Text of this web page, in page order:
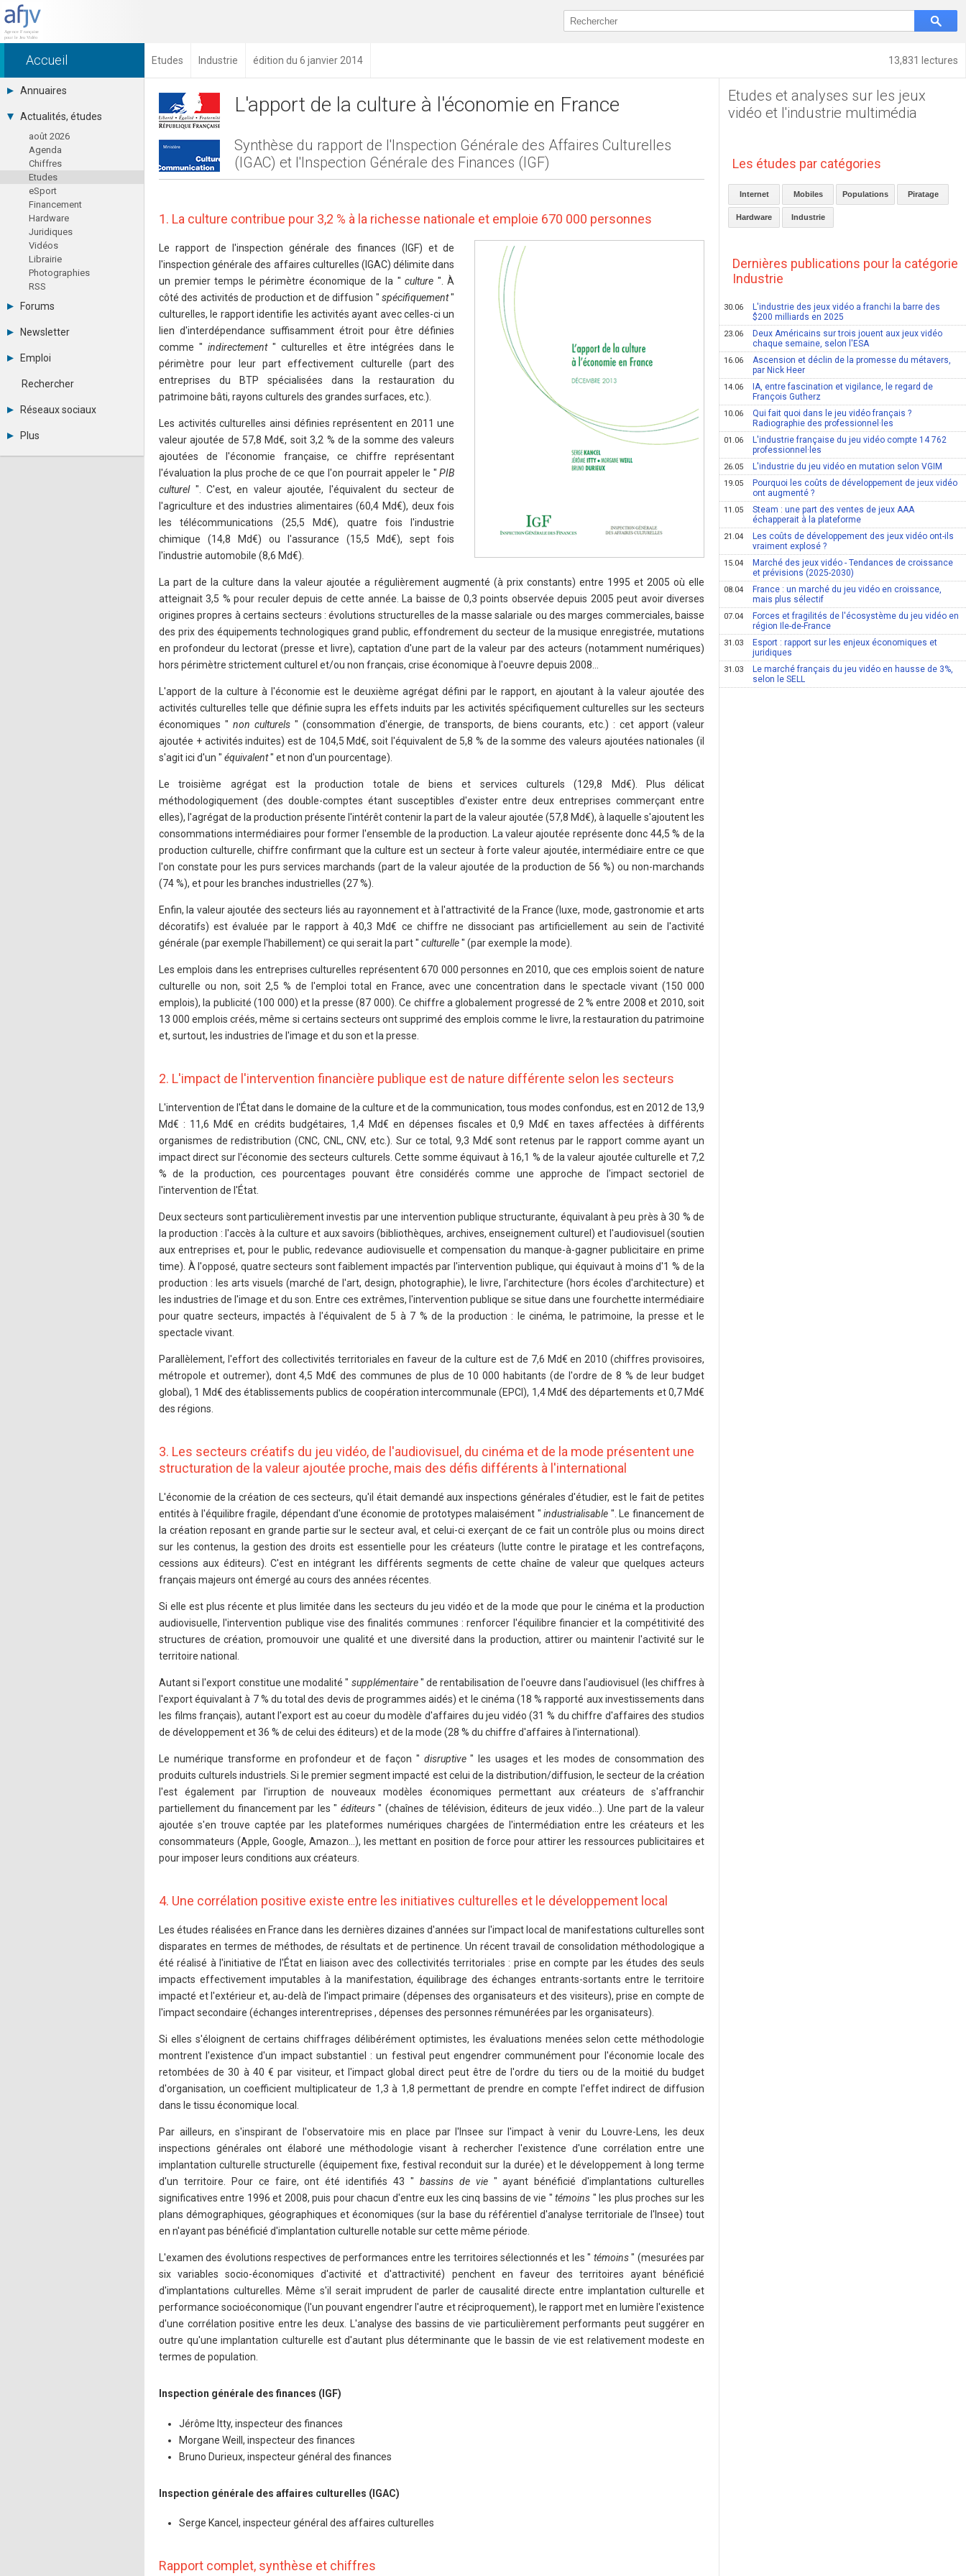
13,831 lectures
Accueil Etudes Industrie édition du 6 janvier 2014
Annuaires
Toutes les sociétés (691)
Studios (418)
Editeurs (49)
Distributeurs (16)
Hard. / Accessoires (10)
Middlewares (15)
Prestataires (99)
Assoc. / Syndicats (21)
Formations / Ecoles (46)
Presse spécialisée (17)
Actualités, études
août 2026
Agenda
Chiffres
Etudes
eSport
Financement
Hardware
Juridiques
Vidéos
Librairie
Photographies
RSS
Forums
Tous les forums
Se connecter
Messages privés
Contacter un modérateur
Newsletter
Archives
Abonnement
Emploi
Consulter les annonces
Observatoire de l'emploi
Rechercher
Réseaux sociaux
LinkedIn
Plus
Annonceurs
L'apport de la culture à l'économie en France
Synthèse du rapport de l'Inspection Générale des Affaires Culturelles
(IGAC) et l'Inspection Générale des Finances (IGF)
1. La culture contribue pour 3,2 % à la richesse nationale et emploie 670 000 personnes
Le rapport de l'inspection générale des finances (IGF) et de
l'inspection générale des affaires culturelles (IGAC) délimite dans
un premier temps le périmètre économique de la " culture ". À
côté des activités de production et de diffusion " spécifiquement"
culturelles, le rapport identifie les activités ayant avec celles-ci un
lien d'interdépendance suffisamment étroit pour être définies
comme " indirectement" culturelles et être intégrées dans le
périmètre pour leur part effectivement culturelle (part des
entreprises du BTP spécialisées dans la restauration du
patrimoine bâti, rayons culturels des grandes surfaces, etc.).
Les activités culturelles ainsi définies représentent en 2011 une
valeur ajoutée de 57,8 Md€, soit 3,2 % de la somme des valeurs
ajoutées de l'économie française, ce chiffre représentant
l'évaluation la plus proche de ce que l'on pourrait appeler le " PIB
culturel ". C'est, en valeur ajoutée, l'équivalent du secteur de
l'agriculture et des industries alimentaires (60,4 Md€), deux fois
les télécommunications (25,5 Md€), quatre fois l'industrie
chimique (14,8 Md€) ou l'assurance (15,5 Md€), sept fois
l'industrie automobile (8,6 Md€).
La part de la culture dans la valeur ajoutée a régulièrement augmenté (à prix constants) entre 1995 et 2005 où elle
atteignait 3,5 % pour reculer depuis de cette année. La baisse de 0,3 points observée depuis 2005 peut avoir diverses
origines propres à certains secteurs : évolutions structurelles de la masse salariale ou des marges commerciales, baisse
des prix des équipements technologiques grand public, effondrement du secteur de la musique enregistrée, mutations
en profondeur du lectorat (presse et livre), captation d'une part de la valeur par des acteurs (notamment numériques)
hors périmètre strictement culturel et/ou non français, crise économique à l'oeuvre depuis 2008...
L'apport de la culture à l'économie est le deuxième agrégat défini par le rapport, en ajoutant à la valeur ajoutée des
activités culturelles telle que définie supra les effets induits par les activités spécifiquement culturelles sur les secteurs
économiques " non culturels " (consommation d'énergie, de transports, de biens courants, etc.) : cet apport (valeur
ajoutée + activités induites) est de 104,5 Md€, soit l'équivalent de 5,8 % de la somme des valeurs ajoutées nationales (il
s'agit ici d'un " équivalent" et non d'un pourcentage).
Le troisième agrégat est la production totale de biens et services culturels (129,8 Md€). Plus délicat
méthodologiquement (des double-comptes étant susceptibles d'exister entre deux entreprises commerçant entre
elles), l'agrégat de la production présente l'intérêt contenir la part de la valeur ajoutée (57,8 Md€), à laquelle s'ajoutent les
consommations intermédiaires pour former l'ensemble de la production. La valeur ajoutée représente donc 44,5 % de la
production culturelle, chiffre confirmant que la culture est un secteur à forte valeur ajoutée, intermédiaire entre ce que
l'on constate pour les purs services marchands (part de la valeur ajoutée de la production de 56 %) ou non-marchands
(74 %), et pour les branches industrielles (27 %).
Enfin, la valeur ajoutée des secteurs liés au rayonnement et à l'attractivité de la France (luxe, mode, gastronomie et arts
décoratifs) est évaluée par le rapport à 40,3 Md€ ce chiffre ne dissociant pas artificiellement au sein de l'activité
générale (par exemple l'habillement) ce qui serait la part " culturelle" (par exemple la mode).
Les emplois dans les entreprises culturelles représentent 670 000 personnes en 2010, que ces emplois soient de nature
culturelle ou non, soit 2,5 % de l'emploi total en France, avec une concentration dans le spectacle vivant (150 000
emplois), la publicité (100 000) et la presse (87 000). Ce chiffre a globalement progressé de 2 % entre 2008 et 2010, soit
13 000 emplois créés, même si certains secteurs ont supprimé des emplois comme le livre, la restauration du patrimoine
et, surtout, les industries de l'image et du son et la presse.
2. L'impact de l'intervention financière publique est de nature différente selon les secteurs
L'intervention de l'État dans le domaine de la culture et de la communication, tous modes confondus, est en 2012 de 13,9
Md€ : 11,6 Md€ en crédits budgétaires, 1,4 Md€ en dépenses fiscales et 0,9 Md€ en taxes affectées à différents
organismes de redistribution (CNC, CNL, CNV, etc.). Sur ce total, 9,3 Md€ sont retenus par le rapport comme ayant un
impact direct sur l'économie des secteurs culturels. Cette somme équivaut à 16,1 % de la valeur ajoutée culturelle et 7,2
% de la production, ces pourcentages pouvant être considérés comme une approche de l'impact sectoriel de
l'intervention de l'État.
Deux secteurs sont particulièrement investis par une intervention publique structurante, équivalant à peu près à 30 % de
la production : l'accès à la culture et aux savoirs (bibliothèques, archives, enseignement culturel) et l'audiovisuel (soutien
aux entreprises et, pour le public, redevance audiovisuelle et compensation du manque-à-gagner publicitaire en prime
time). À l'opposé, quatre secteurs sont faiblement impactés par l'intervention publique, qui équivaut à moins d'1 % de la
production : les arts visuels (marché de l'art, design, photographie), le livre, l'architecture (hors écoles d'architecture) et
les industries de l'image et du son. Entre ces extrêmes, l'intervention publique se situe dans une fourchette intermédiaire
pour quatre secteurs, impactés à l'équivalent de 5 à 7 % de la production : le cinéma, le patrimoine, la presse et le
spectacle vivant.
Parallèlement, l'effort des collectivités territoriales en faveur de la culture est de 7,6 Md€ en 2010 (chiffres provisoires,
métropole et outremer), dont 4,5 Md€ des communes de plus de 10 000 habitants (de l'ordre de 8 % de leur budget
global), 1 Md€ des établissements publics de coopération intercommunale (EPCI), 1,4 Md€ des départements et 0,7 Md€
des régions.
3. Les secteurs créatifs du jeu vidéo, de l'audiovisuel, du cinéma et de la mode présentent une
structuration de la valeur ajoutée proche, mais des défis différents à l'international
L'économie de la création de ces secteurs, qu'il était demandé aux inspections générales d'étudier, est le fait de petites
entités à l'équilibre fragile, dépendant d'une économie de prototypes malaisément " industrialisable ". Le financement de
la création reposant en grande partie sur le secteur aval, et celui-ci exerçant de ce fait un contrôle plus ou moins direct
sur les contenus, la gestion des droits est essentielle pour les créateurs (lutte contre le piratage et les contrefaçons,
cessions aux éditeurs). C'est en intégrant les différents segments de cette chaîne de valeur que quelques acteurs
français majeurs ont émergé au cours des années récentes.
Si elle est plus récente et plus limitée dans les secteurs du jeu vidéo et de la mode que pour le cinéma et la production
audiovisuelle, l'intervention publique vise des finalités communes : renforcer l'équilibre financier et la compétitivité des
structures de création, promouvoir une qualité et une diversité dans la production, attirer ou maintenir l'activité sur le
territoire national.
Autant si l'export constitue une modalité " supplémentaire" de rentabilisation de l'oeuvre dans l'audiovisuel (les chiffres à
l'export équivalant à 7 % du total des devis de programmes aidés) et le cinéma (18 % rapporté aux investissements dans
les films français), autant l'export est au coeur du modèle d'affaires du jeu vidéo (31 % du chiffre d'affaires des studios
de développement et 36 % de celui des éditeurs) et de la mode (28 % du chiffre d'affaires à l'international).
Le numérique transforme en profondeur et de façon " disruptive" les usages et les modes de consommation des
produits culturels industriels. Si le premier segment impacté est celui de la distribution/diffusion, le secteur de la création
l'est également par l'irruption de nouveaux modèles économiques permettant aux créateurs de s'affranchir
partiellement du financement par les " éditeurs" (chaînes de télévision, éditeurs de jeux vidéo...). Une part de la valeur
ajoutée s'en trouve captée par les plateformes numériques chargées de l'intermédiation entre les créateurs et les
consommateurs (Apple, Google, Amazon...), les mettant en position de force pour attirer les ressources publicitaires et
pour imposer leurs conditions aux créateurs.
4. Une corrélation positive existe entre les initiatives culturelles et le développement local
Les études réalisées en France dans les dernières dizaines d'années sur l'impact local de manifestations culturelles sont
disparates en termes de méthodes, de résultats et de pertinence. Un récent travail de consolidation méthodologique a
été réalisé à l'initiative de l'État en liaison avec des collectivités territoriales : prise en compte par les études des seuls
impacts effectivement imputables à la manifestation, équilibrage des échanges entrants-sortants entre le territoire
impacté et l'extérieur et, au-delà de l'impact primaire (dépenses des organisateurs et des visiteurs), prise en compte de
l'impact secondaire (échanges interentreprises , dépenses des personnes rémunérées par les organisateurs).
Si elles s'éloignent de certains chiffrages délibérément optimistes, les évaluations menées selon cette méthodologie
montrent l'existence d'un impact substantiel : un festival peut engendrer communément pour l'économie locale des
retombées de 30 à 40 € par visiteur, et l'impact global direct peut être de l'ordre du tiers ou de la moitié du budget
d'organisation, un coefficient multiplicateur de 1,3 à 1,8 permettant de prendre en compte l'effet indirect de diffusion
dans le tissu économique local.
Par ailleurs, en s'inspirant de l'observatoire mis en place par l'Insee sur l'impact à venir du Louvre-Lens, les deux
inspections générales ont élaboré une méthodologie visant à rechercher l'existence d'une corrélation entre une
implantation culturelle structurelle (équipement fixe, festival reconduit sur la durée) et le développement à long terme
d'un territoire. Pour ce faire, ont été identifiés 43 " bassins de vie " ayant bénéficié d'implantations culturelles
significatives entre 1996 et 2008, puis pour chacun d'entre eux les cinq bassins de vie " témoins " les plus proches sur les
plans démographiques, géographiques et économiques (sur la base du référentiel d'analyse territoriale de l'Insee) tout
en n'ayant pas bénéficié d'implantation culturelle notable sur cette même période.
L'examen des évolutions respectives de performances entre les territoires sélectionnés et les " témoins" (mesurées par
six variables socio-économiques d'activité et d'attractivité) penchent en faveur des territoires ayant bénéficié
d'implantations culturelles. Même s'il serait imprudent de parler de causalité directe entre implantation culturelle et
performance socioéconomique (l'un pouvant engendrer l'autre et réciproquement), le rapport met en lumière l'existence
d'une corrélation positive entre les deux. L'analyse des bassins de vie particulièrement performants peut suggérer en
outre qu'une implantation culturelle est d'autant plus déterminante que le bassin de vie est relativement modeste en
termes de population.
Inspection générale des finances (IGF)
Jérôme Itty, inspecteur des finances
Morgane Weill, inspecteur des finances
Bruno Durieux, inspecteur général des finances
Inspection générale des affaires culturelles (IGAC)
Serge Kancel, inspecteur général des affaires culturelles
Rapport complet, synthèse et chiffres
Etudes et analyses sur les jeux
vidéo et l'industrie multimédia
Les études par catégories
Internet Mobiles Populations Piratage
Hardware Industrie
Dernières publications pour la catégorie
Industrie
30.06
L'industrie des jeux vidéo a franchi la barre des
$200 milliards en 2025
23.06
Deux Américains sur trois jouent aux jeux vidéo
chaque semaine, selon l'ESA
16.06
Ascension et déclin de la promesse du métavers,
par Nick Heer
14.06
IA, entre fascination et vigilance, le regard de
François Gutherz
10.06
Qui fait quoi dans le jeu vidéo français ?
Radiographie des professionnel·les
01.06
L'industrie française du jeu vidéo compte 14 762
professionnel·les
26.05 L'industrie du jeu vidéo en mutation selon VGIM
19.05
Pourquoi les coûts de développement de jeux vidéo
ont augmenté ?
11.05
Steam : une part des ventes de jeux AAA
échapperait à la plateforme
21.04
Les coûts de développement des jeux vidéo ont-ils
vraiment explosé ?
15.04
Marché des jeux vidéo - Tendances de croissance
et prévisions (2025-2030)
08.04
France : un marché du jeu vidéo en croissance,
mais plus sélectif
07.04
Forces et fragilités de l'écosystème du jeu vidéo en
région Ile-de-France
31.03
Esport : rapport sur les enjeux économiques et
juridiques
31.03
Le marché français du jeu vidéo en hausse de 3%,
selon le SELL